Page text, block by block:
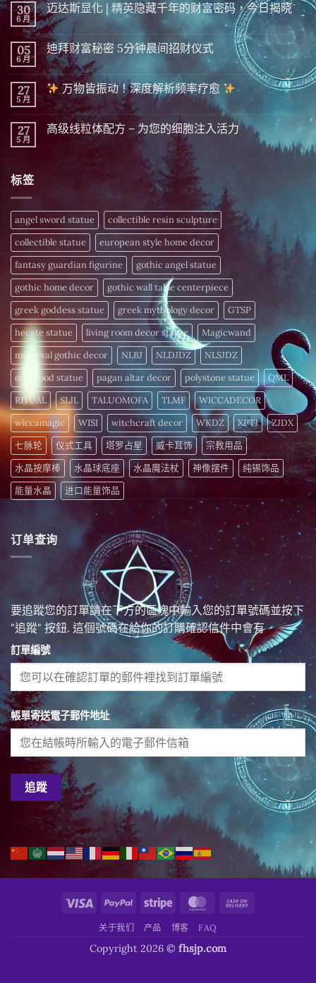
30
6 月
迈达斯显化 | 精英隐藏千年的财富密码，今日揭晓
在
〈迈
达
斯
显
化
|
精
英
隐
千
年
晓〉
中
尚
無
留
言
05
6 月
迪拜财富秘密 5分钟晨间招财仪式
在
〈迪
拜
财
富
密 5
分
钟
尚
無
留
言
27
5 月
万物皆振动！深度解析频率疗愈
在
万
频
率
疗
愈
〉
中
尚
無
留
言
27
5 月
高级线粒体配方 – 为您的细胞注入活力
–
为
您
的
细
胞
注
入
活
力〉
中
标签
angel sword statue
collectible resin sculpture
collectible statue
european style home decor
fantasy guardian figurine
gothic angel statue
gothic home decor
gothic wall table centerpiece
greek goddess statue
greek mythology decor
GTSP
hecate statue
living room decor statue
Magicwand
medieval gothic decor
NLBJ NLDJDZ
NLSJDZ
oak wood statue
pagan altar decor polystone statue
QML
RITUAL
SLJL TALUOMOFA TLMF
WICCADECOR
wiccamagic
WISI witchcraft decor WKDZ XPTJ
ZJDX
七脉轮
仪式工具 塔罗占星 威卡耳饰
宗教用品
水晶按摩棒
水晶球底座 水晶魔法杖 神像摆件
纯锡饰品
能量水晶
进口能量饰品
订单查询
要追蹤您的訂單請在下方的區塊中輸入您的訂單號碼並按下
"追蹤" 按鈕. 這個號碼在給你的訂購確認信件中會有
訂單編號
帳單寄送電子郵件地址
追蹤
Visa PayPal Stripe MasterCard
关于我们 产品 博客 FAQ
Copyright 2026 © fhsjp.com